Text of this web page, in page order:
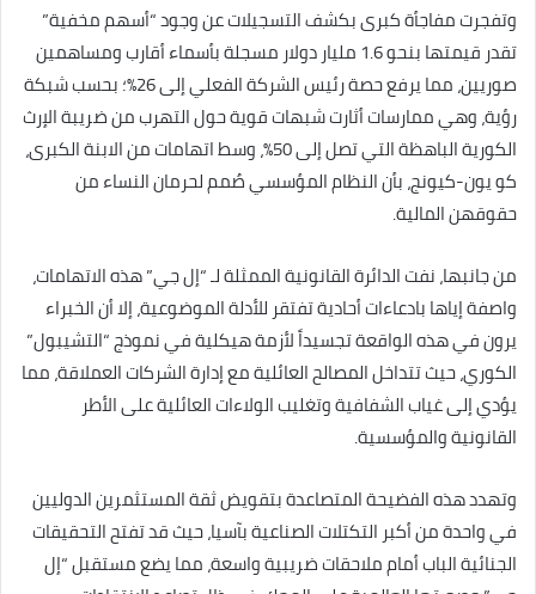
وتفجرت مفاجأة كبرى بكشف التسجيلات عن وجود “أسهم مخفية”
تقدر قيمتها بنحو 1.6 مليار دولار مسجلة بأسماء أقارب ومساهمين
صوريين، مما يرفع حصة رئيس الشركة الفعلي إلى 26%؛ بحسب شبكة
رؤية، وهي ممارسات أثارت شبهات قوية حول التهرب من ضريبة الإرث
الكورية الباهظة التي تصل إلى 50%، وسط اتهامات من الابنة الكبرى،
كو يون-كيونج، بأن النظام المؤسسي صُمم لحرمان النساء من
حقوقهن المالية.
من جانبها، نفت الدائرة القانونية الممثلة لـ “إل جي” هذه الاتهامات،
واصفة إياها بادعاءات أحادية تفتقر للأدلة الموضوعية، إلا أن الخبراء
يرون في هذه الواقعة تجسيداً لأزمة هيكلية في نموذج “التشيبول”
الكوري، حيث تتداخل المصالح العائلية مع إدارة الشركات العملاقة، مما
يؤدي إلى غياب الشفافية وتغليب الولاءات العائلية على الأطر
القانونية والمؤسسية.
وتهدد هذه الفضيحة المتصاعدة بتقويض ثقة المستثمرين الدوليين
في واحدة من أكبر التكتلات الصناعية بآسيا، حيث قد تفتح التحقيقات
الجنائية الباب أمام ملاحقات ضريبية واسعة، مما يضع مستقبل “إل